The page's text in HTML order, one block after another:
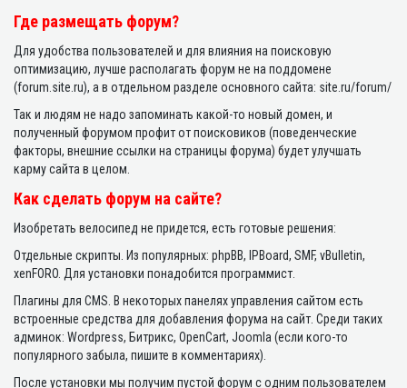
Где размещать форум?
Для удобства пользователей и для влияния на поисковую
оптимизацию, лучше располагать форум не на поддомене
(forum.site.ru), а в отдельном разделе основного сайта: site.ru/forum/
Так и людям не надо запоминать какой-то новый домен, и
полученный форумом профит от поисковиков (поведенческие
факторы, внешние ссылки на страницы форума) будет улучшать
карму сайта в целом.
Как сделать форум на сайте?
Изобретать велосипед не придется, есть готовые решения:
Отдельные скрипты. Из популярных: phpBB, IPBoard, SMF, vBulletin,
xenFORO. Для установки понадобится программист.
Плагины для CMS. В некоторых панелях управления сайтом есть
встроенные средства для добавления форума на сайт. Среди таких
админок: Wordpress, Битрикс, OpenCart, Joomla (если кого-то
популярного забыла, пишите в комментариях).
После установки мы получим пустой форум с одним пользователем